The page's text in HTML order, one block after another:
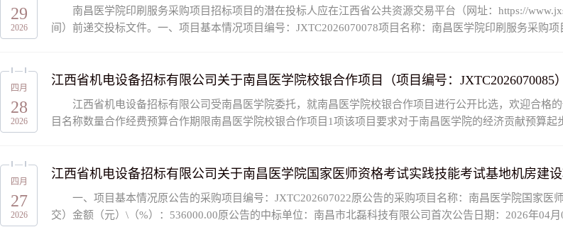
29
2026
南昌医学院印刷服务采购项目招标项目的潜在投标人应在江西省公共资源交易平台（网址：https://
间）前递交投标文件。一、项目基本情况项目编号：JXTC2026070078项目名称：南昌医学院印刷服务采购
四月
28
2026
江西省机电设备招标有限公司关于南昌医学院校银合作项目（项目编号：JXTC2026070085
江西省机电设备招标有限公司受南昌医学院委托，就南昌医学院校银合作项目进行公开比选，欢迎合格
目名称数量合作经费预算合作期限南昌医学院校银合作项目1项该项目要求对于南昌医学院的经济贡献预算
四月
27
2026
江西省机电设备招标有限公司关于南昌医学院国家医师资格考试实践技能考试基地机房建
一、项目基本情况原公告的采购项目编号：JXTC202607022原公告的采购项目名称：南昌医学院国家
交）金额（元）\（%）：536000.00原公告的中标单位：南昌市北磊科技有限公司首次公告日期：2026年04